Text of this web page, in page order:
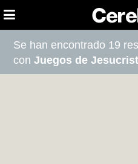
Se han encontrado 19
conJuegos de